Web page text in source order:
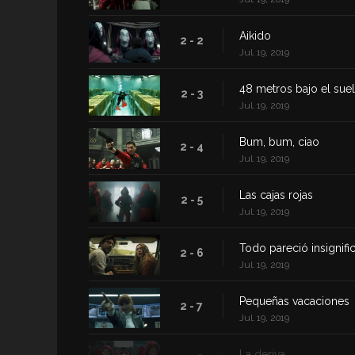
2 - 2 Aikido
Jul. 19, 2019
2 - 3 48 metros bajo el
Jul. 19, 2019
2 - 4 Bum, bum, ciao
Jul. 19, 2019
2 - 5 Las cajas rojas
Jul. 19, 2019
2 - 6 Todo pareció
Jul. 19, 2019
2 - 7 Pequeñas vacaciones
Jul. 19, 2019